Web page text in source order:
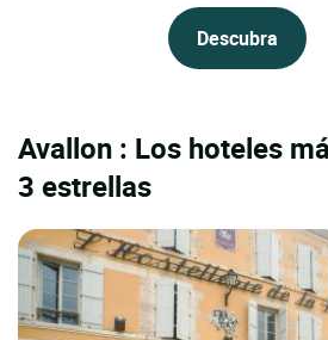
Descubra
Avallon : Los hoteles
3 estrellas